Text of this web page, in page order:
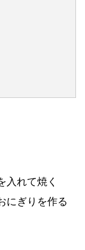
入れて焼く
にぎりを作る